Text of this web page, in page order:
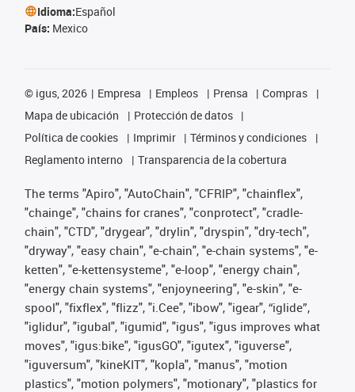
Idioma:Español
País: Mexico
© igus, 2026 Empresa Empleos Prensa
Compras
Mapa de ubicación
Protección de datos
Política de cookies
Imprimir
Términos y condiciones
Reglamento interno
Transparencia de la cobertura
The terms "Apiro", "AutoChain", "CFRIP", "chainflex",
"chainge", "chains for cranes", "conprotect", "cradle-
chain", "CTD", "drygear", "drylin", "dryspin", "dry-tech",
"dryway", "easy chain", "e-chain", "e-chain systems", "e-
ketten", "e-kettensysteme", "e-loop", "energy chain",
"energy chain systems", "enjoyneering", "e-skin", "e-
spool", "fixflex", "flizz", "i.Cee", "ibow", "igear", “iglide”,
"iglidur", "igubal", "igumid", "igus", "igus improves what
moves", "igus:bike", "igusGO", "igutex", "iguverse",
"iguversum", "kineKIT", "kopla", "manus", "motion
plastics", "motion polymers", "motionary", "plastics for